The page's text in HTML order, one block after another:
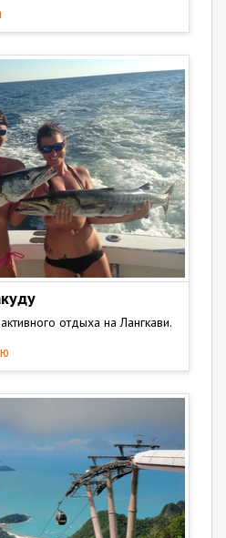
отдыха на Лангкави.